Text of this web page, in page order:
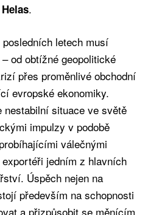
.
letech musí
od obtížné geopolitické
přes proměnlivé obchodní
evropské ekonomiky.
nestabilní situace ve světě
impulzy v podobě
válečnými
jedním z hlavních
Úspěch nejen na
především na schopnosti
a přizpůsobit se měnícím